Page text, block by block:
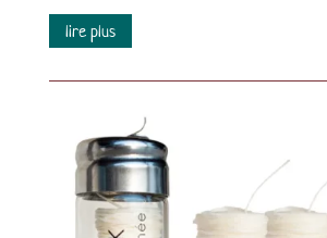
lire plus